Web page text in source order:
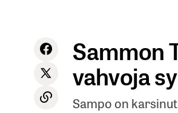
Sammon
vahvoja
Sampo on